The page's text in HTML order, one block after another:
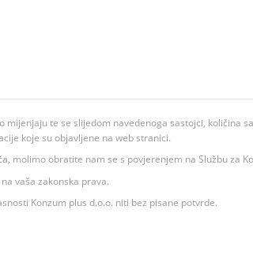
te se slijedom navedenoga sastojci, količina
koje su objavljene na web stranici.
molimo obratite nam se s povjerenjem na Službu za
vaša zakonska prava.
Konzum plus d.o.o. niti bez pisane potvrde.